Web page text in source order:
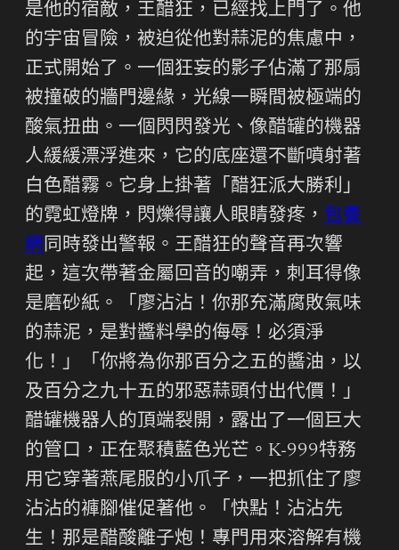
是他的宿敵，王醋狂，已經找上門了。他
的宇宙冒險，被迫從他對蒜泥的焦慮中，
正式開始了。一個狂妄的影子佔滿了那扇
被撞破的牆門邊緣，光線一瞬間被極端的
酸氣扭曲。一個閃閃發光、像醋罐的機器
人緩緩漂浮進來，它的底座還不斷噴射著
白色醋霧。它身上掛著「醋狂派大勝利」
的霓虹燈牌，閃爍得讓人眼睛發疼， 包養
網 同時發出警報。王醋狂的聲音再次響
起，這次帶著金屬回音的嘲弄，刺耳得像
是磨砂紙。「廖沾沾！你那充滿腐敗氣味
的蒜泥，是對醬料學的侮辱！必須淨
化！」「你將為你那百分之五的醬油，以
及百分之九十五的邪惡蒜頭付出代價！」
醋罐機器人的頂端裂開，露出了一個巨大
的管口，正在聚積藍色光芒。K-999特務
用它穿著燕尾服的小爪子，一把抓住了廖
沾沾的褲腳催促著他。「快點！沾沾先
生！那是醋酸離子炮！專門用來溶解有機